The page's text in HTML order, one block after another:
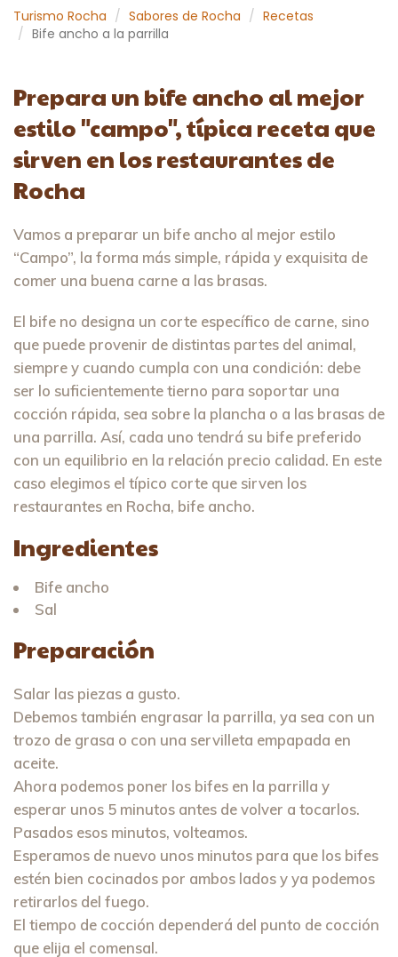
Turismo Rocha Sabores de Rocha
Recetas
Bife ancho a la parrilla
Prepara un bife ancho al mejor
estilo "campo", típica receta que
sirven en los restaurantes de
Rocha
Vamos a preparar un bife ancho al mejor estilo
“Campo”, la forma más simple, rápida y exquisita de
comer una buena carne a las brasas.
El bife no designa un corte específico de carne, sino
que puede provenir de distintas partes del animal,
siempre y cuando cumpla con una condición: debe
ser lo suficientemente tierno para soportar una
cocción rápida, sea sobre la plancha o a las brasas de
una parrilla. Así, cada uno tendrá su bife preferido
con un equilibrio en la relación precio calidad. En este
caso elegimos el típico corte que sirven los
restaurantes en Rocha, bife ancho.
Ingredientes
Bife ancho
Sal
Preparación
Salar las piezas a gusto.
Debemos también engrasar la parrilla, ya sea con un
trozo de grasa o con una servilleta empapada en
aceite.
Ahora podemos poner los bifes en la parrilla y
esperar unos 5 minutos antes de volver a tocarlos.
Pasados esos minutos, volteamos.
Esperamos de nuevo unos minutos para que los bifes
estén bien cocinados por ambos lados y ya podemos
retirarlos del fuego.
El tiempo de cocción dependerá del punto de cocción
que elija el comensal.